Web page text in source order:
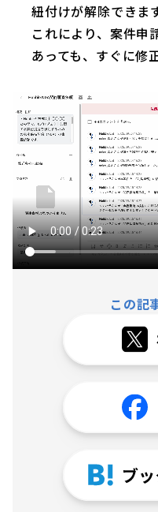
紐付けが解除できます
これにより、案件申
あっても、すぐに修
この記